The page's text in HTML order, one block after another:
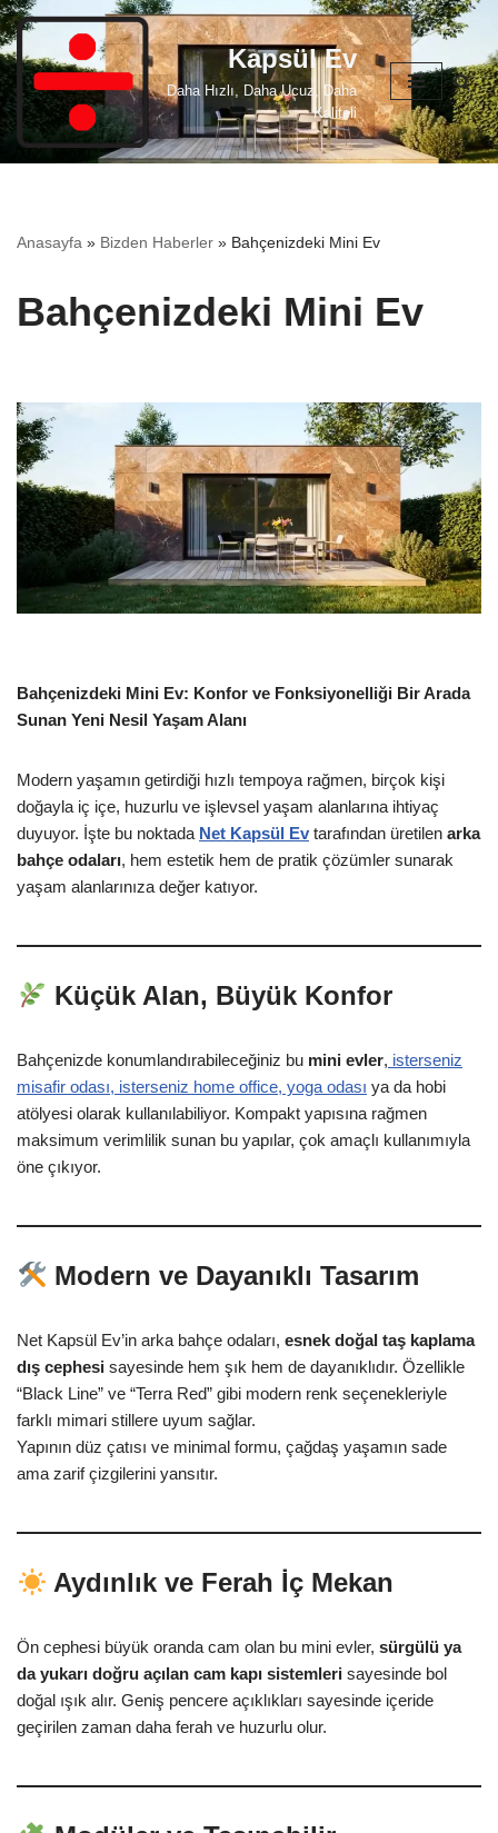
İçeriğe
geç
Kapsül Ev
Daha Hızlı, Daha Ucuz, Daha
Kaliteli
Anasayfa » Bizden Haberler » Bahçenizdeki Mini Ev
Bahçenizdeki Mini Ev
Bahçenizdeki Mini Ev: Konfor ve Fonksiyonelliği Bir Arada
Sunan Yeni Nesil Yaşam Alanı
Modern yaşamın getirdiği hızlı tempoya rağmen, birçok kişi
doğayla iç içe, huzurlu ve işlevsel yaşam alanlarına ihtiyaç
duyuyor. İşte bu noktada Net Kapsül Ev tarafından üretilen arka
bahçe odaları, hem estetik hem de pratik çözümler sunarak
yaşam alanlarınıza değer katıyor.
Küçük Alan, Büyük Konfor
Bahçenizde konumlandırabileceğiniz bu mini evler, isterseniz
misafir odası, isterseniz home office, yoga odası ya da hobi
atölyesi olarak kullanılabiliyor. Kompakt yapısına rağmen
maksimum verimlilik sunan bu yapılar, çok amaçlı kullanımıyla
öne çıkıyor.
Modern ve Dayanıklı Tasarım
Net Kapsül Ev’in arka bahçe odaları, esnek doğal taş kaplama
dış cephesi sayesinde hem şık hem de dayanıklıdır. Özellikle
“Black Line” ve “Terra Red” gibi modern renk seçenekleriyle
farklı mimari stillere uyum sağlar.
Yapının düz çatısı ve minimal formu, çağdaş yaşamın sade
ama zarif çizgilerini yansıtır.
Aydınlık ve Ferah İç Mekan
Ön cephesi büyük oranda cam olan bu mini evler, sürgülü ya
da yukarı doğru açılan cam kapı sistemleri sayesinde bol
doğal ışık alır. Geniş pencere açıklıkları sayesinde içeride
geçirilen zaman daha ferah ve huzurlu olur.